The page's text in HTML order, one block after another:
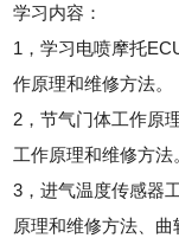
学习内容：
1，学习电喷摩托
作原理和维修方法。
2，节气门体工作原
工作原理和维修方法
3，进气温度传感器
原理和维修方法、曲